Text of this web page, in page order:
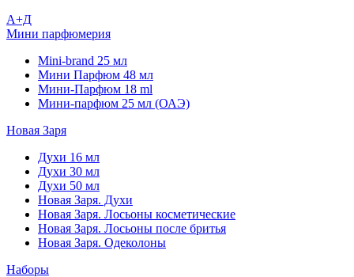
А+Д
Мини парфюмерия
Mini-brand 25 мл
Мини Парфюм 48 мл
Мини-Парфюм 18 ml
Мини-парфюм 25 мл (ОАЭ)
Новая Заря
Духи 16 мл
Духи 30 мл
Духи 50 мл
Новая Заря. Духи
Новая Заря. Лосьоны косметические
Новая Заря. Лосьоны после бритья
Новая Заря. Одеколоны
Наборы